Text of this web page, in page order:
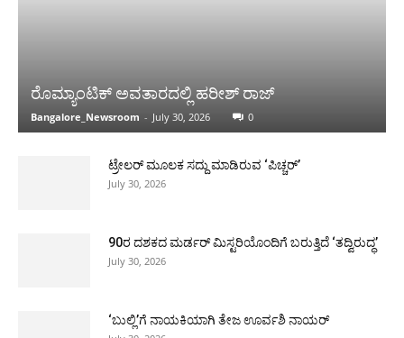
ರೊಮ್ಯಾಂಟಿಕ್ ಅವತಾರದಲ್ಲಿ ಹರೀಶ್ ರಾಜ್
Bangalore_Newsroom - July 30, 2026 0
ಟ್ರೇಲರ್ ಮೂಲಕ ಸದ್ದು ಮಾಡಿರುವ ‘ಪಿಚ್ಚರ್’
July 30, 2026
90ರ ದಶಕದ ಮರ್ಡರ್ ಮಿಸ್ಟರಿಯೊಂದಿಗೆ ಬರುತ್ತಿದೆ ‘ತದ್ವಿರುದ್ಧ’
July 30, 2026
‘ಬುಲ್ಲಿ’ಗೆ ನಾಯಕಿಯಾಗಿ ತೇಜ ಊರ್ವಶಿ ನಾಯರ್